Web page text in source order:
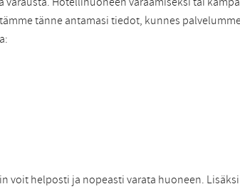
tänne antamasi tiedot, kunnes
helposti ja nopeasti varata huoneen.